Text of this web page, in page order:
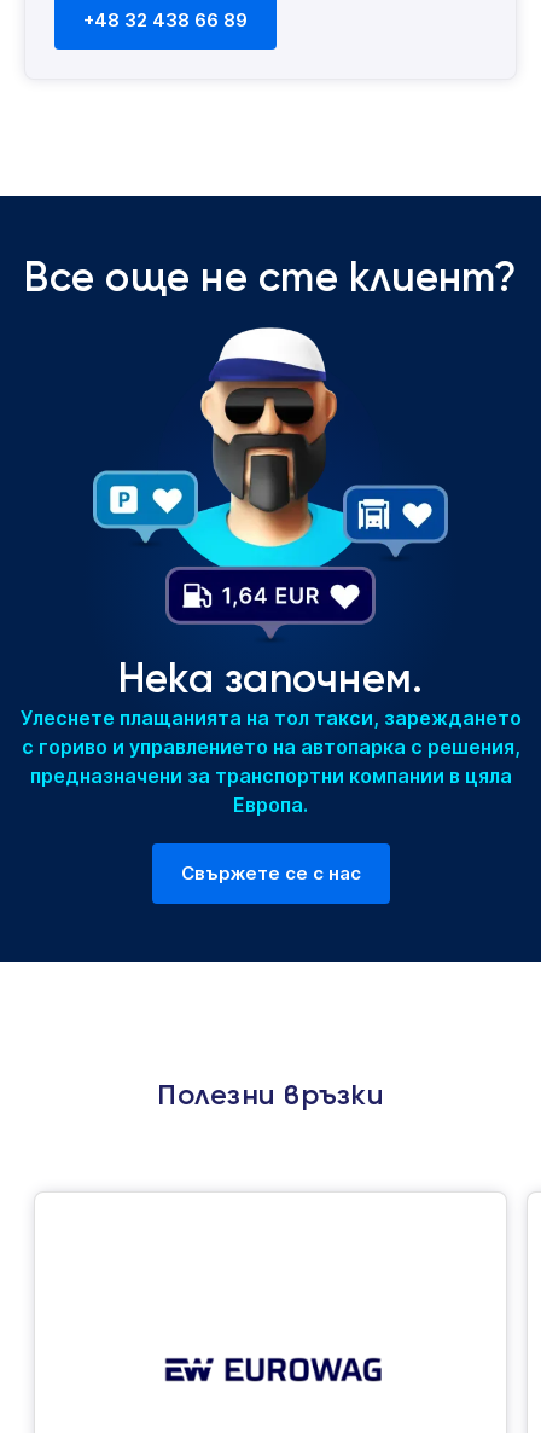
+48 32 438 66 89
Все още не сте клиент?
Нека започнем.
Улеснете плащанията на тол такси, зареждането
с гориво и управлението на автопарка с решения,
предназначени за транспортни компании в цяла
Европа.
Свържете се с нас
Полезни връзки